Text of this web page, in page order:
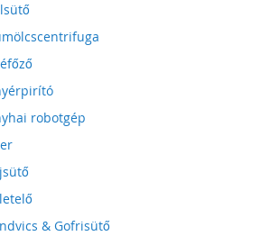
robotgép
& Gofrisütő